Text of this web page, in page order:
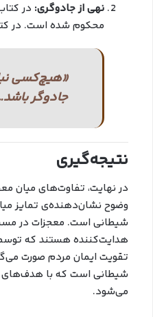
نهی از جادوگری: در
محکوم شده است. در
«هیچ‌کسی
جادوگر
نتیجه‌گیری
در نهایت، تفاوت‌های میان
وضوح نشان‌دهنده‌ی تمایز
شیطانی است. معجزات در
هدایت‌کننده هستند که
تقویت ایمان مردم صورت
شیطانی است که با هدف‌های
می‌شود.